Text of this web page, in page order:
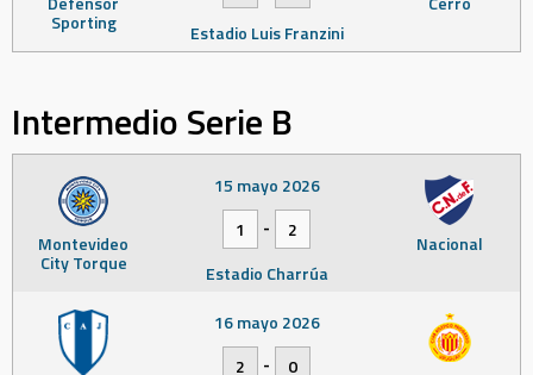
Sporting
Estadio Luis Franzini
Intermedio Serie B
Montevideo
City Torque
Nacional
15 mayo 2026
1
-
2
Estadio Charrúa
16 mayo 2026
2
- 0